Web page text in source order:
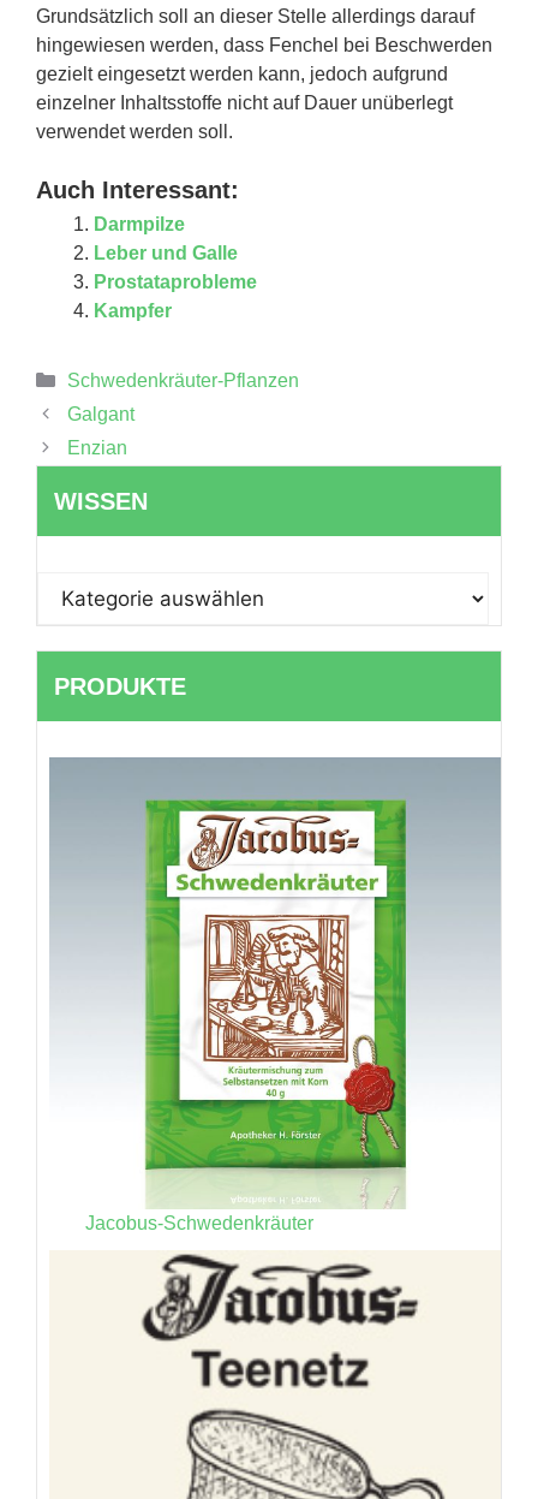
Grundsätzlich soll an dieser Stelle allerdings darauf
hingewiesen werden, dass Fenchel bei Beschwerden
gezielt eingesetzt werden kann, jedoch aufgrund
einzelner Inhaltsstoffe nicht auf Dauer unüberlegt
verwendet werden soll.
Auch Interessant:
Darmpilze
Leber und Galle
Prostataprobleme
Kampfer
Kategorien
Schwedenkräuter-Pflanzen
Galgant
Enzian
WISSEN
PRODUKTE
Jacobus-Schwedenkräuter